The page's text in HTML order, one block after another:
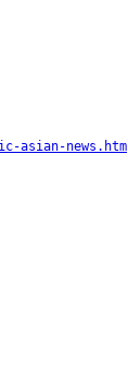
asian-news.htm